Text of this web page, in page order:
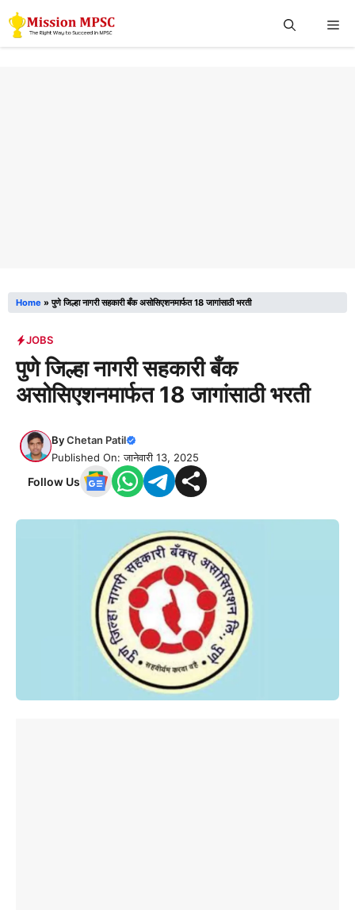
Skip
to
Home »पुणे जिल्हा नागरी सहकारी बँक असोसिएशनमार्फत 18 जागांसाठी भरती
JOBS
पुणे जिल्हा नागरी सहकारी बँक
असोसिएशनमार्फत 18 जागांसाठी भरती
ByChetan Patil
Published On: जानेवारी 13, 2025
Follow Us